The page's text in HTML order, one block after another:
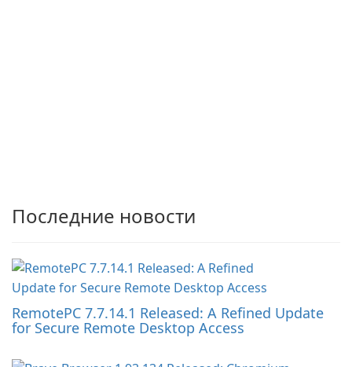
Последние новости
RemotePC 7.7.14.1 Released: A Refined Update
for Secure Remote Desktop Access